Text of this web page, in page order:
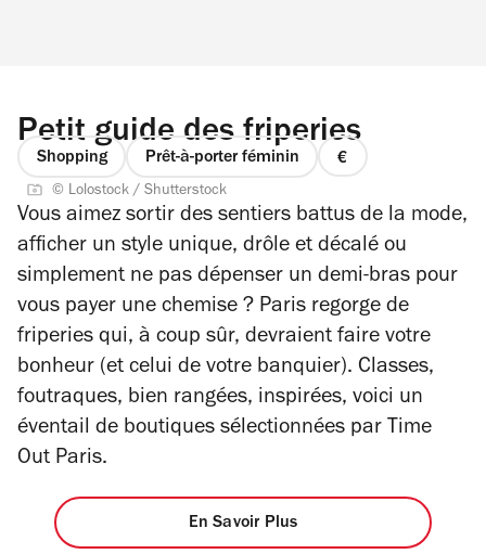
Petit guide des friperies
Shopping Prêt-à-porter féminin
prix
sur
4
© Lolostock / Shutterstock
Vous aimez sortir des sentiers battus de la mode,
afficher un style unique, drôle et décalé ou
simplement ne pas dépenser un demi-bras pour
vous payer une chemise ? Paris regorge de
friperies qui, à coup sûr, devraient faire votre
bonheur (et celui de votre banquier). Classes,
foutraques, bien rangées, inspirées, voici un
éventail de boutiques sélectionnées par Time
Out Paris.
En Savoir Plus